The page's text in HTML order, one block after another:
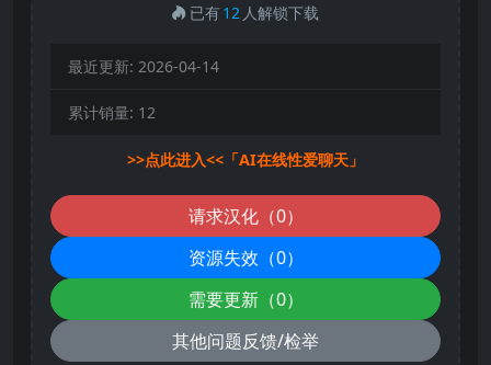
已有12 人解锁下载
最近更新: 2026-04-14
累计销量: 12
>>点此进入<<「AI在线性爱聊天」
请求汉化（0）
资源失效（0）
需要更新（0）
其他问题反馈/检举